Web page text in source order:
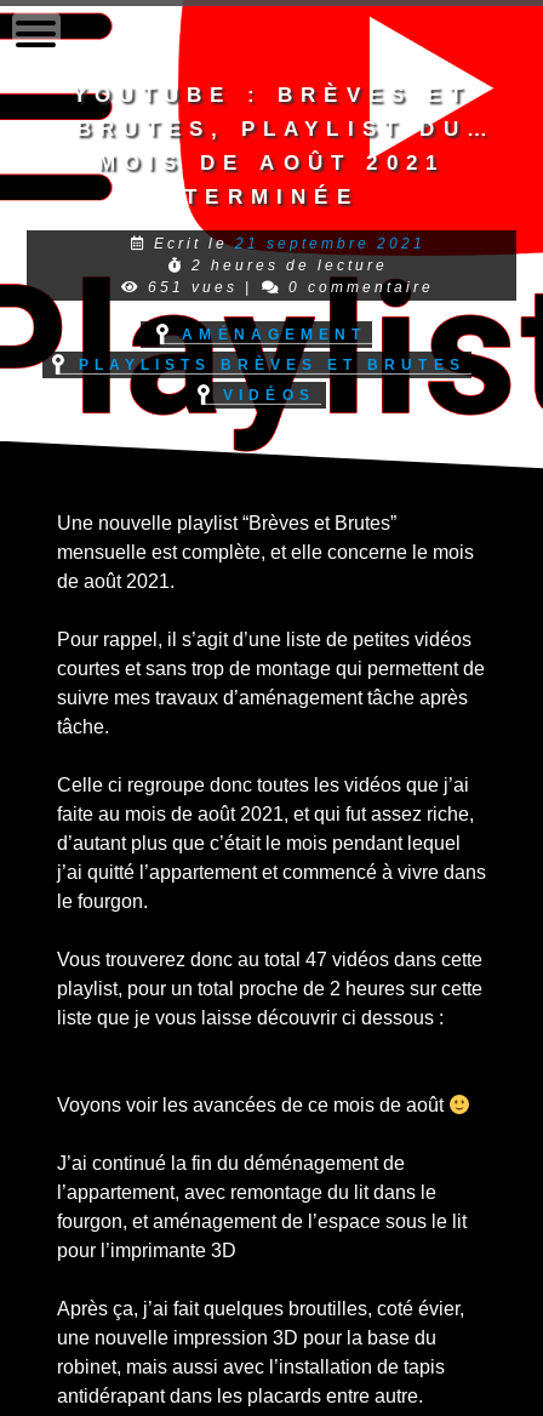
to
content
Aménagement
Playlists Brèves et Brutes
Vidéos
Youtube : Brèves et
brutes, Playlist du
mois de août 2021
terminée
Ecrit le21 septembre 2021
2 heures de lecture
651 vues
0 commentaire
Une nouvelle playlist “Brèves et Brutes”
mensuelle est complète, et elle concerne le mois
de août 2021.
Pour rappel, il s’agit d’une liste de petites vidéos
courtes et sans trop de montage qui permettent de
suivre mes travaux d’aménagement tâche après
tâche.
Celle ci regroupe donc toutes les vidéos que j’ai
faite au mois de août 2021, et qui fut assez riche,
d’autant plus que c’était le mois pendant lequel
j’ai quitté l’appartement et commencé à vivre dans
le fourgon.
Vous trouverez donc au total 47 vidéos dans cette
playlist, pour un total proche de 2 heures sur cette
liste que je vous laisse découvrir ci dessous :
Voyons voir les avancées de ce mois de août
J’ai continué la fin du déménagement de
l’appartement, avec remontage du lit dans le
fourgon, et aménagement de l’espace sous le lit
pour l’imprimante 3D
Après ça, j’ai fait quelques broutilles, coté évier,
une nouvelle impression 3D pour la base du
robinet, mais aussi avec l’installation de tapis
antidérapant dans les placards entre autre.